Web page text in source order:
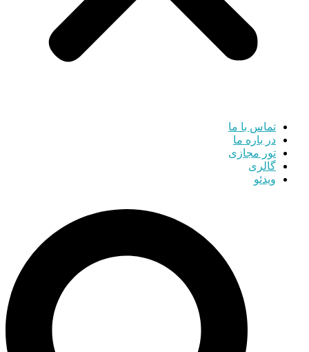
تماس با ما
در باره ما
تور مجازی
گالری
ویدئو